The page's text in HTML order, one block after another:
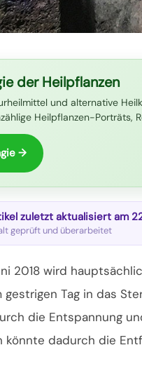
der Heilpflanzen
und alternative
Heilpflanzen-Porträts,
→
zuletzt aktualisiert am
geprüft und überarbeitet
2018 wird
Tag in das
die Entspannung
könnte dadurch die